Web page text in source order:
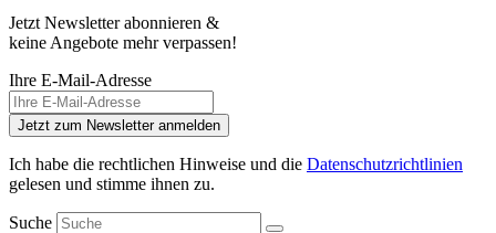
Jetzt Newsletter abonnieren &
keine Angebote mehr verpassen!
Ihre E-Mail-Adresse
Jetzt zum Newsletter anmelden
Ich habe die rechtlichen Hinweise und die Datenschutzrichtlinien
gelesen und stimme ihnen zu.
Suche